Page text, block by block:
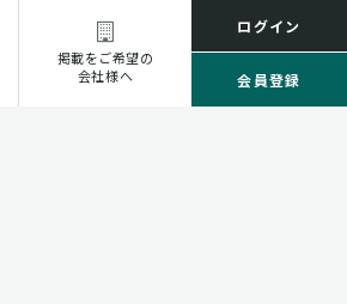
掲載をご希望の
会社様へ
ログイン
会員登録